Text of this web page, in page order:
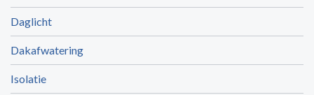
Daglicht
Dakafwatering
Isolatie